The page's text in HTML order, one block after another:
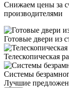
Снижаем цены за
производителями
Готовые двери из
Телескопическая
Системы
Лучшие